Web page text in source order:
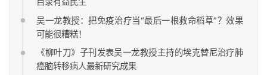
吴一龙教授：把免疫治疗当“最后一根救命稻草”？效果
可能很糟糕！
《柳叶刀》子刊发表吴一龙教授主持的埃克替尼治疗肺
癌脑转移病人最新研究成果